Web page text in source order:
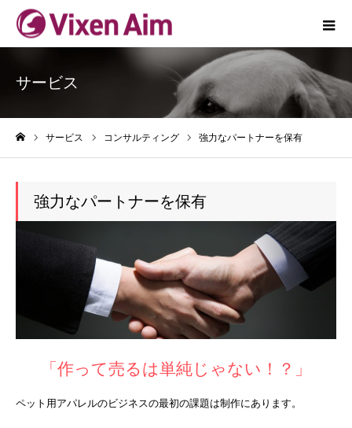
サービス
サービス コンサルティング 強力なパートナーを保有
強力なパートナーを保有
「作って売るは単純じゃない！？」
ペット用アパレルのビジネスの最初の課題は制作にあります。